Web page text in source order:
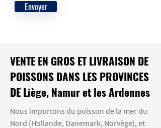
Envoyer
VENTE EN GROS ET LIVRAISON DE
POISSONS DANS LES PROVINCES
DE Liège, Namur et les Ardennes
Nous importons du poisson de la mer du
Nord (Hollande, Danemark, Norvège), et